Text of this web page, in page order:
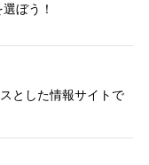
ぼう！
とした情報サイトで